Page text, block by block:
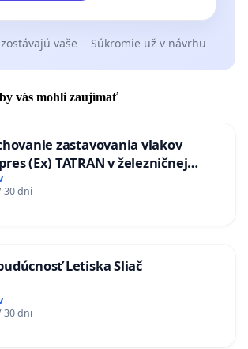
vaše Súkromie už v návrhu
vás mohli zaujímať
zastavovania vlakov
(Ex) TATRAN v železničnej
30 dni
Letiska Sliač
30 dni